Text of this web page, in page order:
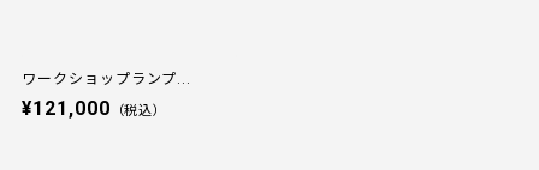
ワークショップランプ...
¥121,000 （税込）